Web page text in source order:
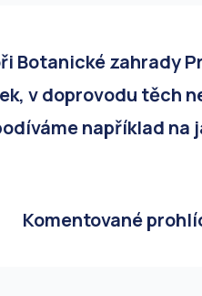
Botanické zahrady
v doprovodu těch
například
Komentované